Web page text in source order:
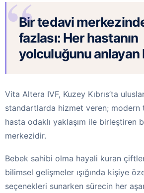
Bir tedavi
fazlası: Her hastanın
yolculuğunu anlayan
Vita Altera IVF, Kuzey Kıbrıs’ta
standartlarda hizmet veren; modern
hasta odaklı yaklaşım ile birleştiren
merkezidir.
Bebek sahibi olma hayali kuran
bilimsel gelişmeler ışığında kişiye
seçenekleri sunarken sürecin her